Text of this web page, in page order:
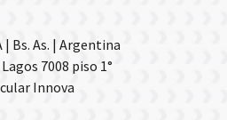
| Bs. As. | Argentina
7008 piso 1°
Innova